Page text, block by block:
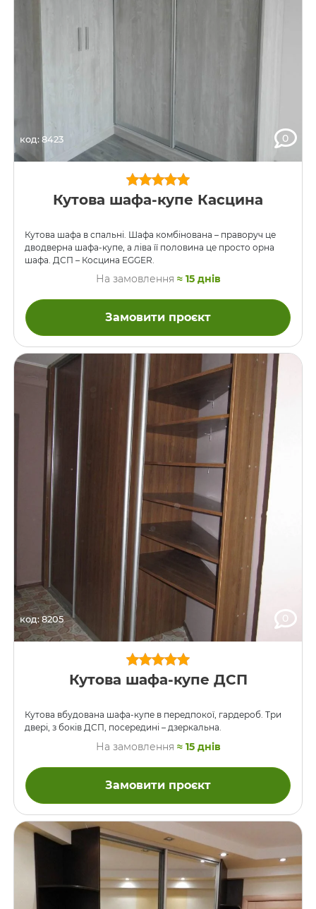
код: 8423 0
Кутова шафа-купе Касцина
Кутова шафа в спальні. Шафа комбінована – праворуч це
дводверна шафа-купе, а ліва її половина це просто орна
шафа. ДСП – Косцина EGGER.
На замовлення ≈ 15 днів
Замовити проєкт
код: 8205 0
Кутова шафа-купе ДСП
Кутова вбудована шафа-купе в передпокої, гардероб. Три
двері, з боків ДСП, посередині – дзеркальна.
На замовлення ≈ 15 днів
Замовити проєкт